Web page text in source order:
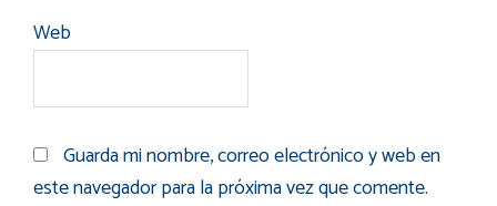
Web
Guarda mi nombre, correo electrónico y web en
este navegador para la próxima vez que comente.